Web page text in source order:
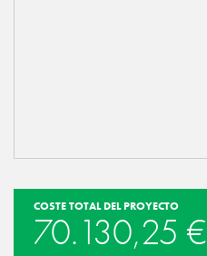
COSTE TOTAL DEL PROYECTO
70.130,25 €